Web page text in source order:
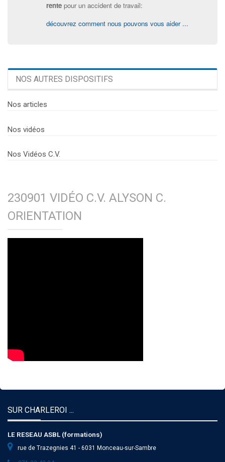
rente pour un accident de travail:
découvrez comment nous pouvons vous aider ...
NOS AUTRES DISPOSITIFS
Nos articles
Nos vidéos
Nos Vidéos C.V.
230901 VIDÉO C.V. ALYSON C.
ORIENTATION
SUR CHARLEROI ...
LE RESEAU ASBL (formations)
rue de Trazegnies 41 - 6031 Monceau-sur-Sambre